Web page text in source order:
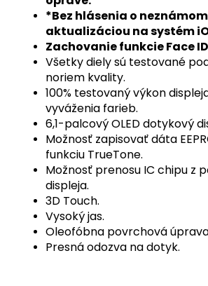
*Bez hlásenia o
aktualizáciou na systém
Zachovanie funkcie Face
Všetky diely sú testované
noriem kvality.
100% testovaný výkon
vyváženia farieb.
6,1-palcový OLED dotykový
Možnosť zapisovať dáta
funkciu TrueTone.
Možnosť prenosu IC chipu z
displeja.
3D Touch.
Vysoký jas.
Oleofóbna povrchová
Presná odozva na dotyk.